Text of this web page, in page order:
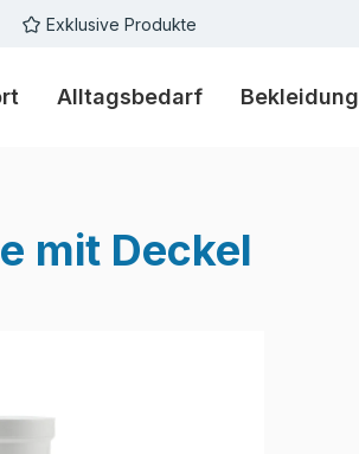
Exklusive Produkte
Alltagsbedarf Bekleidung
mit Deckel